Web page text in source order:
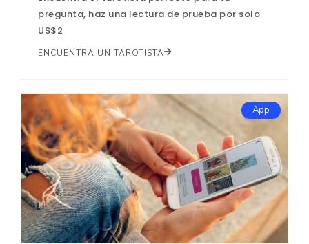
pregunta, haz una lectura de prueba por solo
US$2
ENCUENTRA UN TAROTISTA
App